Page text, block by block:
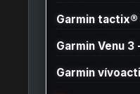
Garmin
Garmin Venu
Garmin